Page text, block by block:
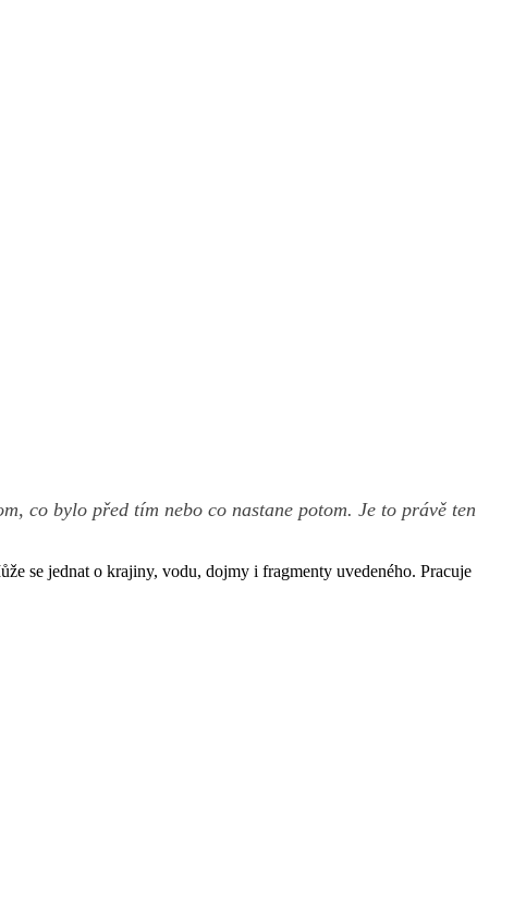
co bylo před tím nebo co nastane potom. Je to právě ten
se jednat o krajiny, vodu, dojmy i fragmenty uvedeného. Pracuje